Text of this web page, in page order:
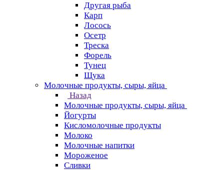
Другая рыба
Карп
Лосось
Осетр
Треска
Форель
Тунец
Щука
Молочные продукты, сыры, яйца
Назад
Молочные продукты, сыры, яйца
Йогурты
Кисломолочные продукты
Молоко
Молочные напитки
Мороженое
Сливки